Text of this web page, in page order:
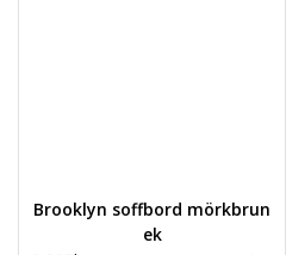
Brooklyn soffbord mörkbrun
ek